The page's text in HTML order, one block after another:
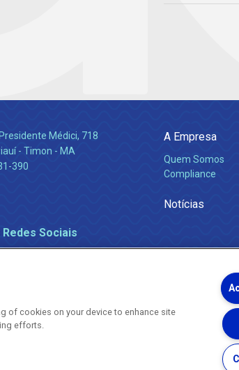
Médici, 718
- Timon - MA
390
Sociais
A Empresa
Quem Somos
Compliance
Notícias
Copyright ® 2026 - Todos os
of cookies on your device to enhance site
efforts.